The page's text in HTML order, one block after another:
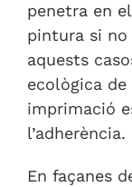
penetra en
pintura si no
aquests
ecològica
imprimació
l’adherència.
En façanes